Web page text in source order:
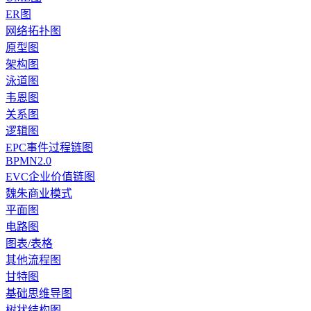
ER图
网络拓扑图
原型图
架构图
泳道图
韦恩图
关系图
逻辑图
EPC事件过程链图
BPMN2.0
EVC企业价值链图
魏朱商业模式
平面图
电路图
图表/表格
其他流程图
甘特图
基础思维导图